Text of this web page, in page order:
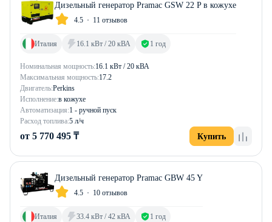
Дизельный генератор Pramac GSW 22 P в кожухе
4.5 11 отзывов
Номинальная мощность:16.1 кВт / 20 кВА
Максимальная мощность:17.2
Двигатель:Perkins
Исполнение:в кожухе
Автоматизация:1 - ручной пуск
Расход топлива:5 л/ч
Италия 16.1 кВт / 20 кВА 1 год
от 5 770 495 ₸ Купить
Дизельный генератор Pramac GBW 45 Y
4.5 10 отзывов
Италия 33.4 кВт / 42 кВА 1 год